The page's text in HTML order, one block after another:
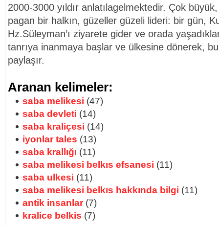
2000-3000 yıldır anlatılagelmektedir. Çok
pagan bir halkın, güzeller güzeli lideri: bir gün,
Hz.Süleyman’ı ziyarete gider ve orada
tanrıya inanmaya başlar ve ülkesine dönerek, bu
paylaşır.
Aranan kelimeler:
saba melikesi (47)
saba devleti (14)
saba kraliçesi (14)
iyonlar tales (13)
saba krallığı (11)
saba melikesi belkıs efsanesi (11)
saba ulkesi (11)
saba melikesi belkıs hakkında bilgi (11)
antik insanlar(7)
kralice belkis (7)